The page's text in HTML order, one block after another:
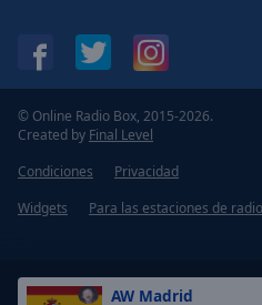
AW Madrid
© Online Radio Box, 2015-2026.
Created by Final Level
Condiciones
Privacidad
Widgets
Para las estaciones de radio